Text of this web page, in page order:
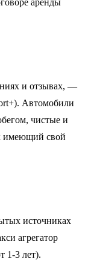
аренды
и отзывах, —
Автомобили
чистые и
имеющий свой
источниках
агрегатор
1-3 лет).